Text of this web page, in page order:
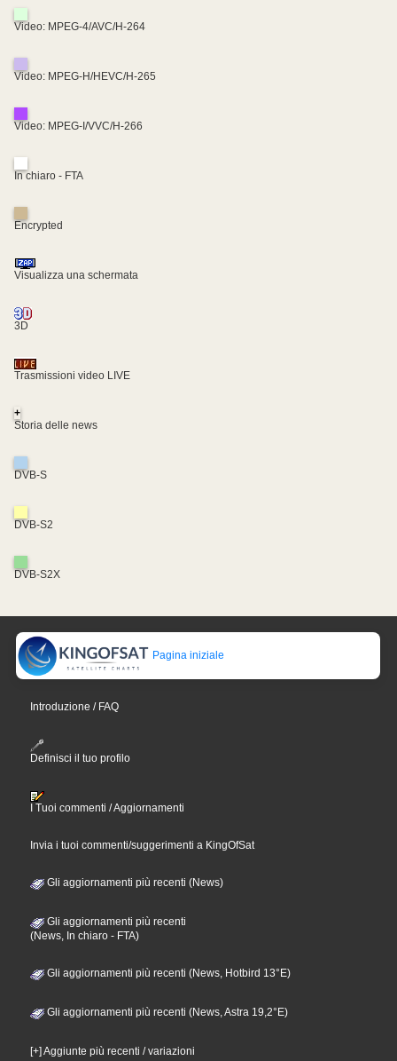
Video: MPEG-4/AVC/H-264
Video: MPEG-H/HEVC/H-265
Video: MPEG-I/VVC/H-266
In chiaro - FTA
Encrypted
Visualizza una schermata
3D
Trasmissioni video LIVE
+
Storia delle news
DVB-S
DVB-S2
DVB-S2X
Pagina iniziale
Introduzione / FAQ
Definisci il tuo profilo
I Tuoi commenti / Aggiornamenti
Invia i tuoi commenti/suggerimenti a KingOfSat
Gli aggiornamenti più recenti (News)
Gli aggiornamenti più recenti
(News, In chiaro - FTA)
Gli aggiornamenti più recenti (News, Hotbird 13°E)
Gli aggiornamenti più recenti (News, Astra 19,2°E)
[+] Aggiunte più recenti / variazioni